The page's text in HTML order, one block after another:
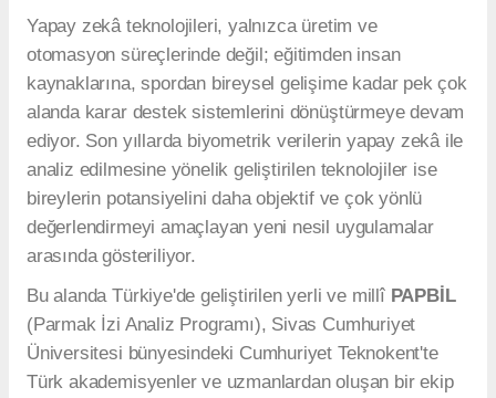
Yapay zekâ teknolojileri, yalnızca üretim ve
otomasyon süreçlerinde değil; eğitimden insan
kaynaklarına, spordan bireysel gelişime kadar pek çok
alanda karar destek sistemlerini dönüştürmeye devam
ediyor. Son yıllarda biyometrik verilerin yapay zekâ ile
analiz edilmesine yönelik geliştirilen teknolojiler ise
bireylerin potansiyelini daha objektif ve çok yönlü
değerlendirmeyi amaçlayan yeni nesil uygulamalar
arasında gösteriliyor.
Bu alanda Türkiye'de geliştirilen yerli ve millî PAPBİL
(Parmak İzi Analiz Programı), Sivas Cumhuriyet
Üniversitesi bünyesindeki Cumhuriyet Teknokent'te
Türk akademisyenler ve uzmanlardan oluşan bir ekip